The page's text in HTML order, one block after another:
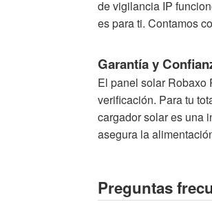
de vigilancia IP
es para ti. Contamos
Garantía y
El panel solar Robaxo
verificación. Para tu
cargador solar es una
asegura la
Preguntas